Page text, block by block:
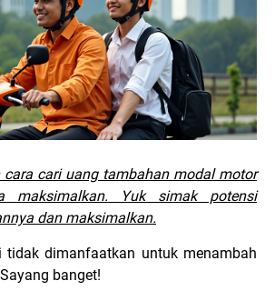
cara cari uang tambahan modal motor
maksimalkan. Yuk simak potensi
dan maksimalkan.
tidak dimanfaatkan untuk menambah
banget!